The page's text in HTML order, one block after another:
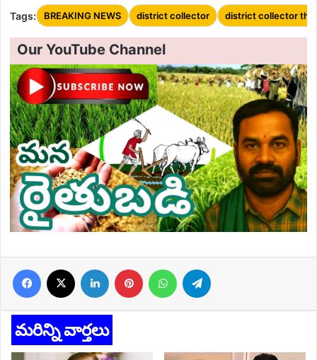
Tags: BREAKING NEWS district collector district collector
Our YouTube Channel
Facebook LinkedIn Pinterest WhatsApp
మరిన్ని వార్తలు